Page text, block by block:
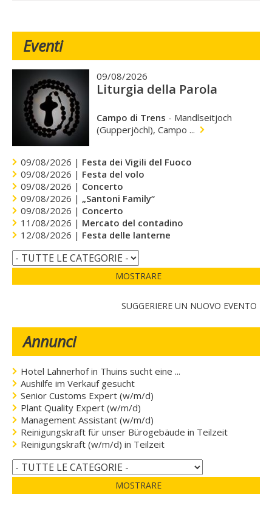
Eventi
09/08/2026
Liturgia della Parola
Campo di Trens - Mandlseitjoch
(Gupperjöchl), Campo ...
09/08/2026 | Festa dei Vigili del Fuoco
09/08/2026 | Festa del volo
09/08/2026 | Concerto
09/08/2026 | „Santoni Family“
09/08/2026 | Concerto
11/08/2026 | Mercato del contadino
12/08/2026 | Festa delle lanterne
MOSTRARE
SUGGERIERE UN NUOVO EVENTO
Annunci
Hotel Lahnerhof in Thuins sucht eine ...
Aushilfe im Verkauf gesucht
Senior Customs Expert (w/m/d)
Plant Quality Expert (w/m/d)
Management Assistant (w/m/d)
Reinigungskraft für unser Bürogebäude in Teilzeit
Reinigungskraft (w/m/d) in Teilzeit
MOSTRARE